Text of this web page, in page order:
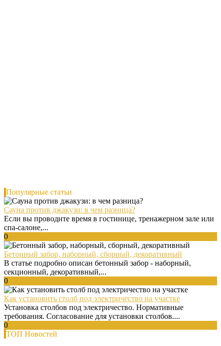
Популярные статьи
Сауна против джакузи: в чем разница?
Если вы проводите время в гостинице, тренажерном зале или
спа-салоне,...
0
Бетонный забор, наборный, сборный, декоративный
В статье подробно описан бетонный забор - наборный,
секционный, декоративный,...
0
Как установить столб под электричество на участке
Установка столбов под электричество. Нормативные
требования. Согласование для установки столбов....
0
ТОП Новостей